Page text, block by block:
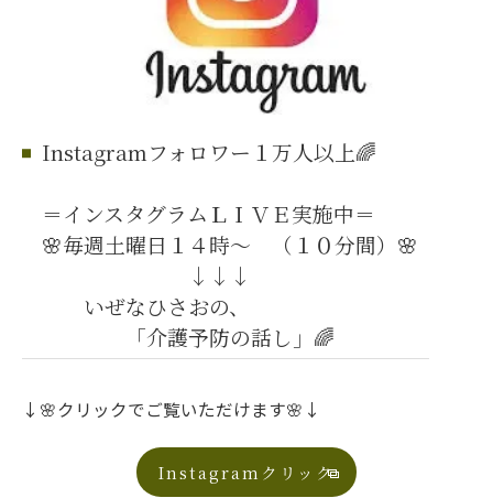
Instagramフォロワー１万人以上🌈
＝インスタグラムＬＩＶＥ実施中＝
🌸毎週土曜日１４時～ （１０分間）🌸
↓↓↓
いぜなひさおの、
「介護予防の話し」🌈
↓🌸クリックでご覧いただけます🌸↓
Instagramクリック